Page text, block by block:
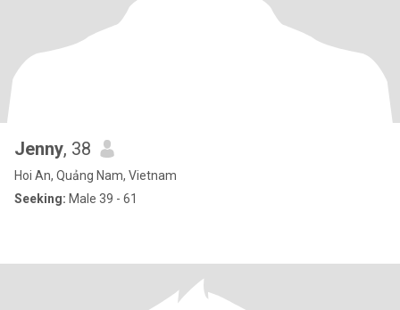
Jenny, 38
Hoi An, Quảng Nam, Vietnam
Seeking: Male 39 - 61